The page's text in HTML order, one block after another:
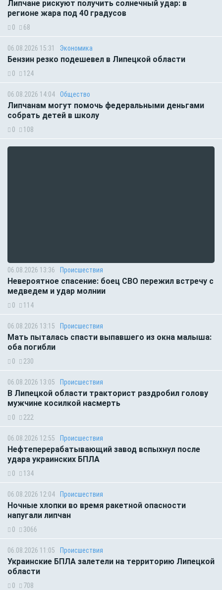
Липчане рискуют получить солнечный удар: в
регионе жара под 40 градусов
0 68
06.08.2026 15:31 Экономика
Бензин резко подешевел в Липецкой области
0 124
06.08.2026 14:04 Общество
Липчанам могут помочь федеральными деньгами
собрать детей в школу
0 108
06.08.2026 13:36 Происшествия
Невероятное спасение: боец СВО пережил встречу с
медведем и удар молнии
0 114
06.08.2026 13:15 Происшествия
Мать пыталась спасти выпавшего из окна малыша:
оба погибли
0 230
06.08.2026 13:05 Происшествия
В Липецкой области тракторист раздробил голову
мужчине косилкой насмерть
0 222
06.08.2026 12:55 Происшествия
Нефтеперерабатывающий завод вспыхнул после
удара украинских БПЛА
0 134
06.08.2026 12:04 Происшествия
Ночные хлопки во время ракетной опасности
напугали липчан
0 3066
06.08.2026 11:05 Происшествия
Украинские БПЛА залетели на территорию Липецкой
области
0 708